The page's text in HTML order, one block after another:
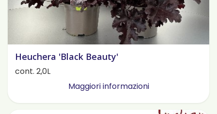
Heuchera 'Black Beauty'
cont. 2,0L
Maggiori informazioni